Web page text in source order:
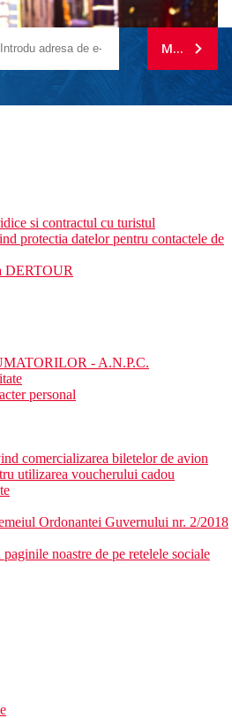
MA
si contractul cu turistul
protectia datelor pentru contactele de
DERTOUR
- A.N.P.C.
personal
comercializarea biletelor de avion
utilizarea voucherului cadou
Ordonantei Guvernului nr. 2/2018
noastre de pe retelele sociale